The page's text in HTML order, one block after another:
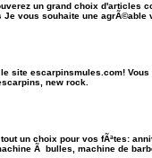
un grand choix d'articles
vous souhaite une agrÃ©able
site escarpinsmules.com!
new rock.
un choix pour vos fÃªtes:
Ã bulles, machine de